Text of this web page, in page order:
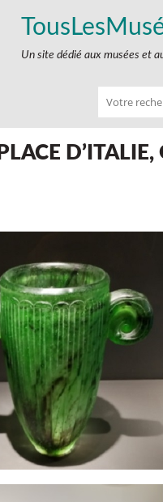
Un site dédié aux musées et
PLACE